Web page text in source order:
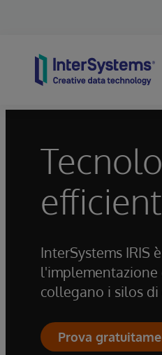
InterSystems IRIS
collegano i silos di
Prova